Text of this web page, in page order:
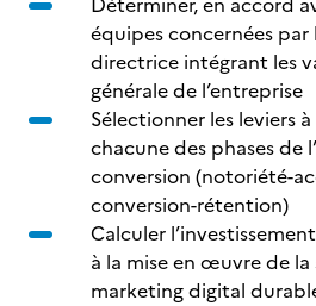
équipes concernées
directrice intégrant les
générale de l’entreprise
Sélectionner les leviers
chacune des phases de
conversion (notoriété-
conversion-rétention)
Calculer
à la mise en œuvre de
marketing digital